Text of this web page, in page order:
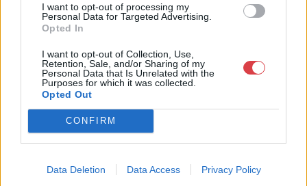
I want to opt-out of processing my
Personal Data for Targeted Advertising.
Opted In
I want to opt-out of Collection, Use,
Retention, Sale, and/or Sharing of my
Personal Data that Is Unrelated with the
Purposes for which it was collected.
Opted Out
CONFIRM
Data Deletion Data Access Privacy Policy
KAPCSOLÓDÓ MŰTÁRGYAK